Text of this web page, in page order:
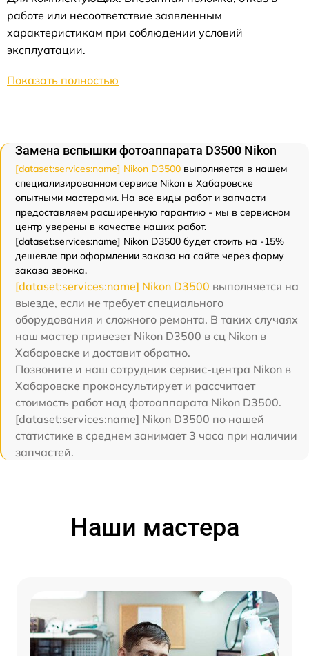
работе или несоответствие заявленным
характеристикам при соблюдении условий
эксплуатации.
Показать полностью
Замена вспышки фотоаппарата D3500 Nikon
[dataset:services:name] Nikon D3500 выполняется в нашем
специализированном сервисе Nikon в Хабаровске
опытными мастерами. На все виды работ и запчасти
предоставляем расширенную гарантию - мы в сервисном
центр уверены в качестве наших работ.
[dataset:services:name] Nikon D3500 будет стоить на -15%
дешевле при оформлении заказа на сайте через форму
заказа звонка.
[dataset:services:name] Nikon D3500 выполняется на
выезде, если не требует специального
оборудования и сложного ремонта. В таких случаях
наш мастер привезет Nikon D3500 в сц Nikon в
Хабаровске и доставит обратно.
Позвоните и наш сотрудник сервис-центра Nikon в
Хабаровске проконсультирует и рассчитает
стоимость работ над фотоаппарата Nikon D3500.
[dataset:services:name] Nikon D3500 по нашей
статистике в среднем занимает 3 часа при наличии
запчастей.
Наши мастера